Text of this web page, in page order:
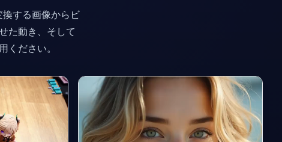
する画像からビ
た動き、そして
ださい。